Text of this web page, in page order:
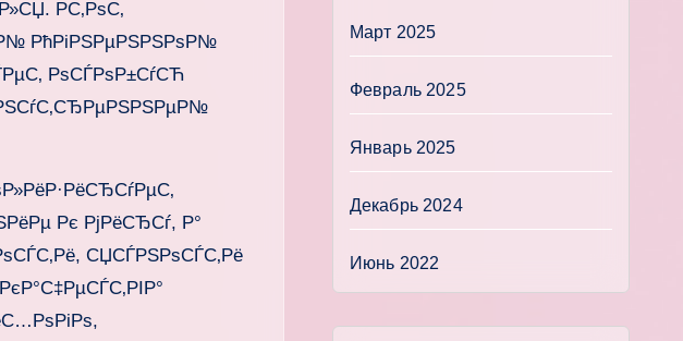
Р­С‚РѕС‚
РћРіРЅРµРЅРЅРѕР№
РѕСЃРѕР±СѓСЋ
Рє РјРёСЂСѓ, Р°
СЏСЃРЅРѕСЃС‚Рё
Март 2025
Февраль 2025
Январь 2025
Декабрь 2024
Июнь 2022